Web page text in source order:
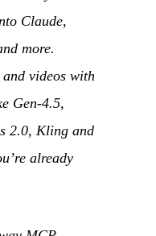
Claude,
more.
videos with
Gen-4.5,
2.0, Kling and
already